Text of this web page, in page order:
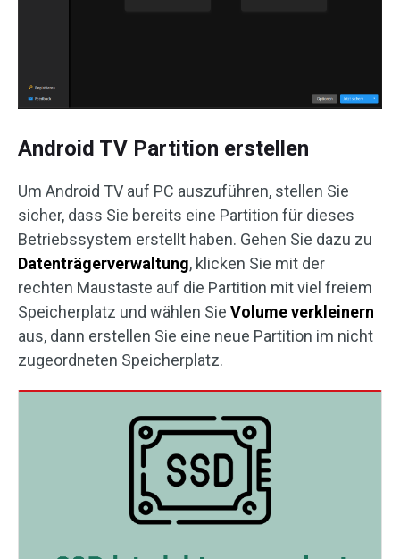
Android TV Partition erstellen
Um Android TV auf PC auszuführen, stellen Sie
sicher, dass Sie bereits eine Partition für dieses
Betriebssystem erstellt haben. Gehen Sie dazu zu
Datenträgerverwaltung, klicken Sie mit der
rechten Maustaste auf die Partition mit viel freiem
Speicherplatz und wählen Sie Volume verkleinern
aus, dann erstellen Sie eine neue Partition im nicht
zugeordneten Speicherplatz.